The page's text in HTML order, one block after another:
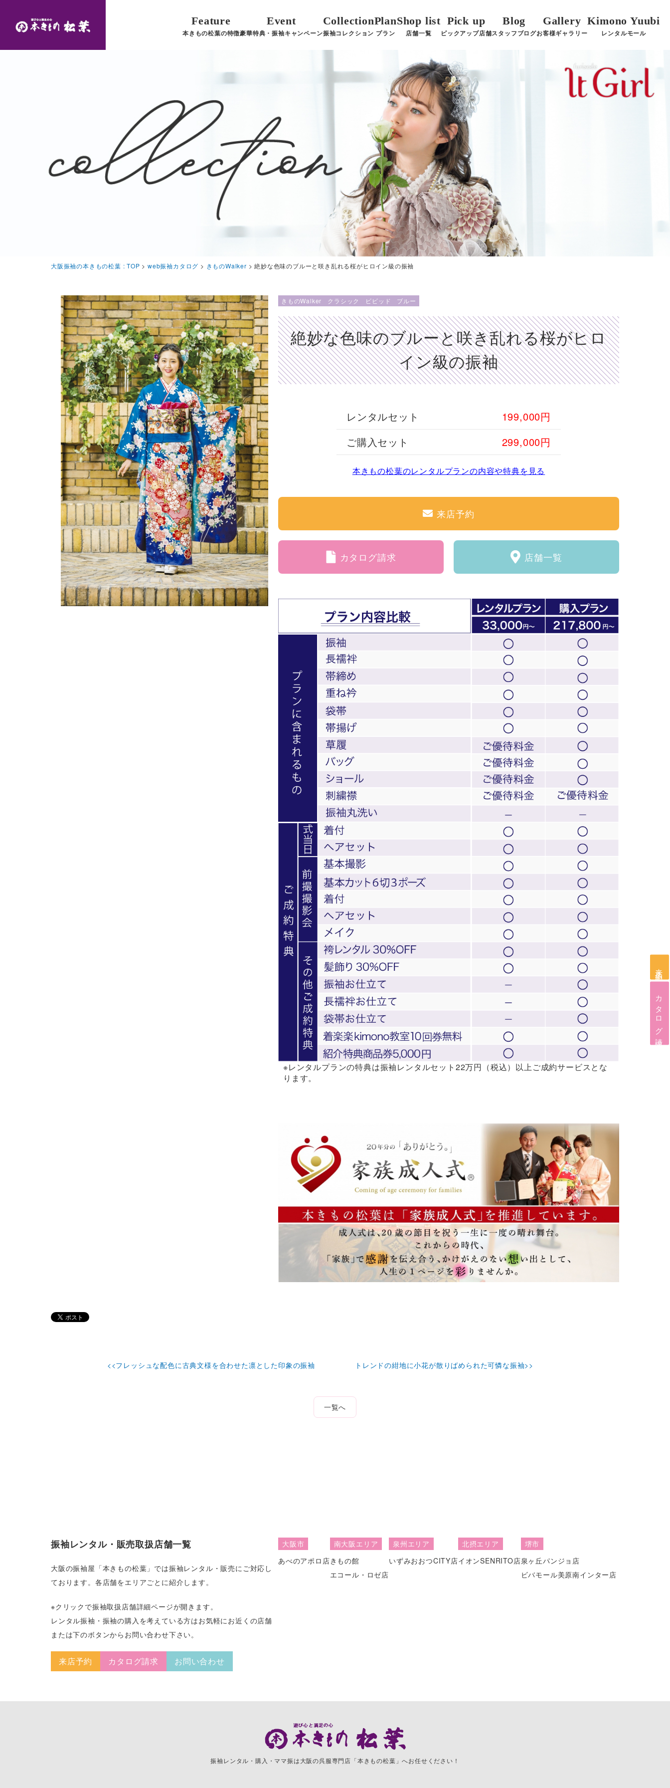
Feature
本きもの松葉の特徴
Event
豪華特典・振袖キャンペーン
Collection
振袖コレクション
Plan
プラン
Shop list
店舗一覧
Pick up
ピックアップ店舗
Blog
スタッフブログ
Gallery
お客様ギャラリー
Kimono Yuubi
レンタルモール
大阪振袖の本きもの松葉 : TOP >web振袖カタログ > きものWalker >絶妙な色味のブルーと咲き乱れる桜がヒロイン級の振袖
きものWalker クラシック ビビッド ブルー
絶妙な色味のブルーと咲き乱れる桜がヒロ
イン級の振袖
レンタルセット
199,000円
ご購入セット
299,000円
本きもの松葉のレンタルプランの内容や特典を見る
来店予約
カタログ請求 店舗一覧
※レンタルプランの特典は振袖レンタルセット22万円（税込）以上ご成約サービスとな
ります。
<<フレッシュな配色に古典文様を合わせた凛とした印象の振袖 トレンドの紺地に小花が散りばめられた可憐な振袖>>
一覧へ
来店予約
カタログ請求
振袖レンタル・販売取扱店舗一覧
大阪の振袖屋「本きもの松葉」では振袖レンタル・販売にご対応し
ております。各店舗をエリアごとに紹介します。
※クリックで振袖取扱店舗詳細ページが開きます。
レンタル振袖・振袖の購入を考えている方はお気軽にお近くの店舗
または下のボタンからお問い合わせ下さい。
来店予約 カタログ請求 お問い合わせ
大阪市
あべのアポロ店
南大阪エリア
きもの館
エコール・ロゼ店
泉州エリア
いずみおおつCITY店
北摂エリア
イオンSENRITO店
堺市
泉ヶ丘パンジョ店
ビバモール美原南インター店
振袖レンタル・購入・ママ振は大阪の呉服専門店「本きもの松葉」へお任せください！